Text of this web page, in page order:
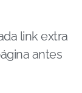
link extra
antes